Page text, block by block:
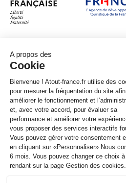
FRANÇAISE
legifrance.gouv.fr
Plan du site Qui sommes-nous ?
partiellement conforme
Mentions
Sauf mention contraire, tous les
etalab-2.0